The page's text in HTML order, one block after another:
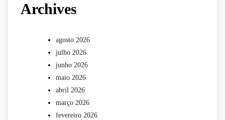
Archives
agosto 2026
julho 2026
junho 2026
maio 2026
abril 2026
março 2026
fevereiro 2026